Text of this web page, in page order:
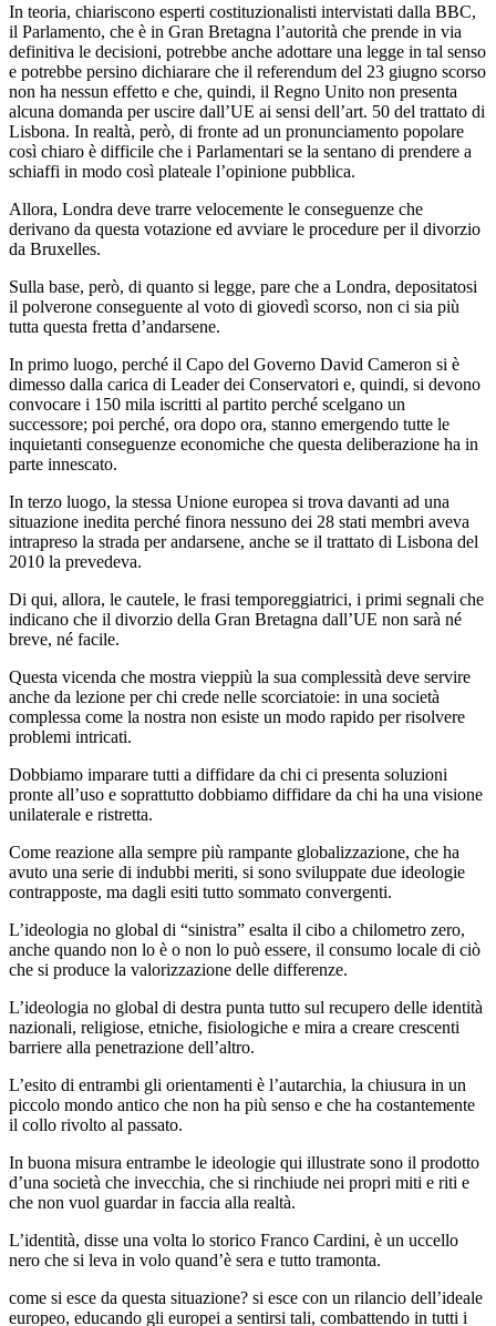
In teoria, chiariscono esperti costituzionalisti intervistati dalla BBC,
il Parlamento, che è in Gran Bretagna l’autorità che prende in via
definitiva le decisioni, potrebbe anche adottare una legge in tal senso
e potrebbe persino dichiarare che il referendum del 23 giugno scorso
non ha nessun effetto e che, quindi, il Regno Unito non presenta
alcuna domanda per uscire dall’UE ai sensi dell’art. 50 del trattato di
Lisbona. In realtà, però, di fronte ad un pronunciamento popolare
così chiaro è difficile che i Parlamentari se la sentano di prendere a
schiaffi in modo così plateale l’opinione pubblica.
Allora, Londra deve trarre velocemente le conseguenze che
derivano da questa votazione ed avviare le procedure per il divorzio
da Bruxelles.
Sulla base, però, di quanto si legge, pare che a Londra, depositatosi
il polverone conseguente al voto di giovedì scorso, non ci sia più
tutta questa fretta d’andarsene.
In primo luogo, perché il Capo del Governo David Cameron si è
dimesso dalla carica di Leader dei Conservatori e, quindi, si devono
convocare i 150 mila iscritti al partito perché scelgano un
successore; poi perché, ora dopo ora, stanno emergendo tutte le
inquietanti conseguenze economiche che questa deliberazione ha in
parte innescato.
In terzo luogo, la stessa Unione europea si trova davanti ad una
situazione inedita perché finora nessuno dei 28 stati membri aveva
intrapreso la strada per andarsene, anche se il trattato di Lisbona del
2010 la prevedeva.
Di qui, allora, le cautele, le frasi temporeggiatrici, i primi segnali che
indicano che il divorzio della Gran Bretagna dall’UE non sarà né
breve, né facile.
Questa vicenda che mostra vieppiù la sua complessità deve servire
anche da lezione per chi crede nelle scorciatoie: in una società
complessa come la nostra non esiste un modo rapido per risolvere
problemi intricati.
Dobbiamo imparare tutti a diffidare da chi ci presenta soluzioni
pronte all’uso e soprattutto dobbiamo diffidare da chi ha una visione
unilaterale e ristretta.
Come reazione alla sempre più rampante globalizzazione, che ha
avuto una serie di indubbi meriti, si sono sviluppate due ideologie
contrapposte, ma dagli esiti tutto sommato convergenti.
L’ideologia no global di “sinistra” esalta il cibo a chilometro zero,
anche quando non lo è o non lo può essere, il consumo locale di ciò
che si produce la valorizzazione delle differenze.
L’ideologia no global di destra punta tutto sul recupero delle identità
nazionali, religiose, etniche, fisiologiche e mira a creare crescenti
barriere alla penetrazione dell’altro.
L’esito di entrambi gli orientamenti è l’autarchia, la chiusura in un
piccolo mondo antico che non ha più senso e che ha costantemente
il collo rivolto al passato.
In buona misura entrambe le ideologie qui illustrate sono il prodotto
d’una società che invecchia, che si rinchiude nei propri miti e riti e
che non vuol guardar in faccia alla realtà.
L’identità, disse una volta lo storico Franco Cardini, è un uccello
nero che si leva in volo quand’è sera e tutto tramonta.
come si esce da questa situazione? si esce con un rilancio dell’ideale
europeo, educando gli europei a sentirsi tali, combattendo in tutti i